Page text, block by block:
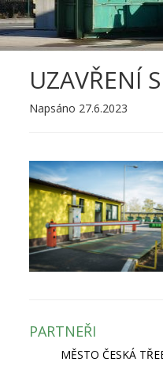
UZAVŘENÍ
Napsáno 27.6.2023
PARTNEŘI
MĚSTO ČESKÁ